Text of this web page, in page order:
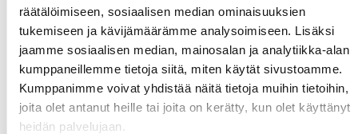
räätälöimiseen, sosiaalisen median ominaisuuksien
tukemiseen ja kävijämäärämme analysoimiseen. Lisäksi
jaamme sosiaalisen median, mainosalan ja analytiikka-alan
kumppaneillemme tietoja siitä, miten käytät sivustoamme.
Kumppanimme voivat yhdistää näitä tietoja muihin tietoihin,
joita olet antanut heille tai joita on kerätty, kun olet käyttänyt
heidän palvelujaan.